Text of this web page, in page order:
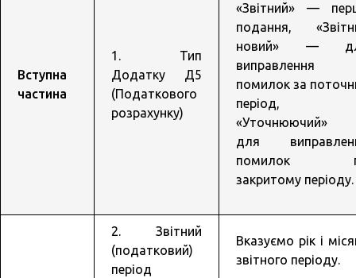
Вступна
частина
1. Тип
Додатку Д5
(Податкового
розрахунку)
«Звітний» —
подання,
новий» —
виправлення
помилок за
період,
для
помилок
закритому періоду.
2. Звітний
(податковий)
період
Вказуємо рік і
звітного періоду.